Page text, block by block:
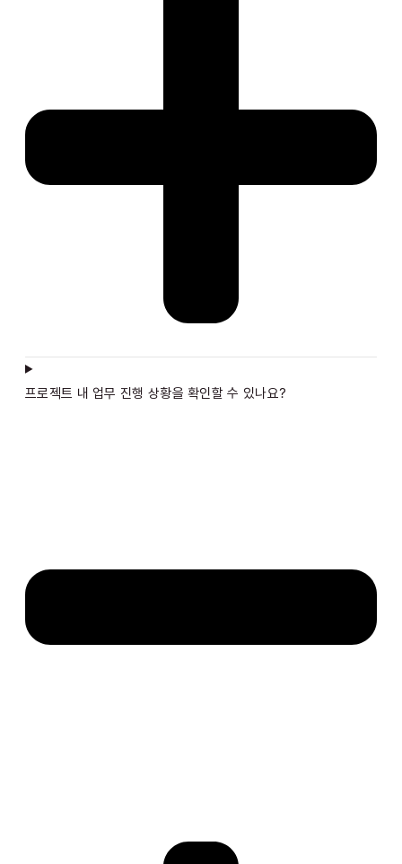
프로젝트 내 업무 진행 상황을 확인할 수 있나요?